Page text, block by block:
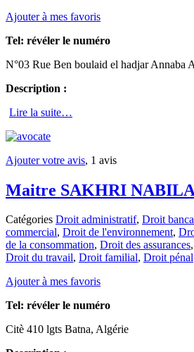
Ajouter à mes favoris
Tel: révéler le numéro
N°03 Rue Ben boulaid el hadjar Annaba
Description :
Lire la suite…
Ajouter votre avis, 1 avis
Maitre SAKHRI NABILA
Catégories Droit administratif, Droit
commercial, Droit de l'environnement,
de la consommation, Droit des assurances,
Droit du travail, Droit familial, Droit pénal
Ajouter à mes favoris
Tel: révéler le numéro
Citè 410 lgts Batna, Algérie